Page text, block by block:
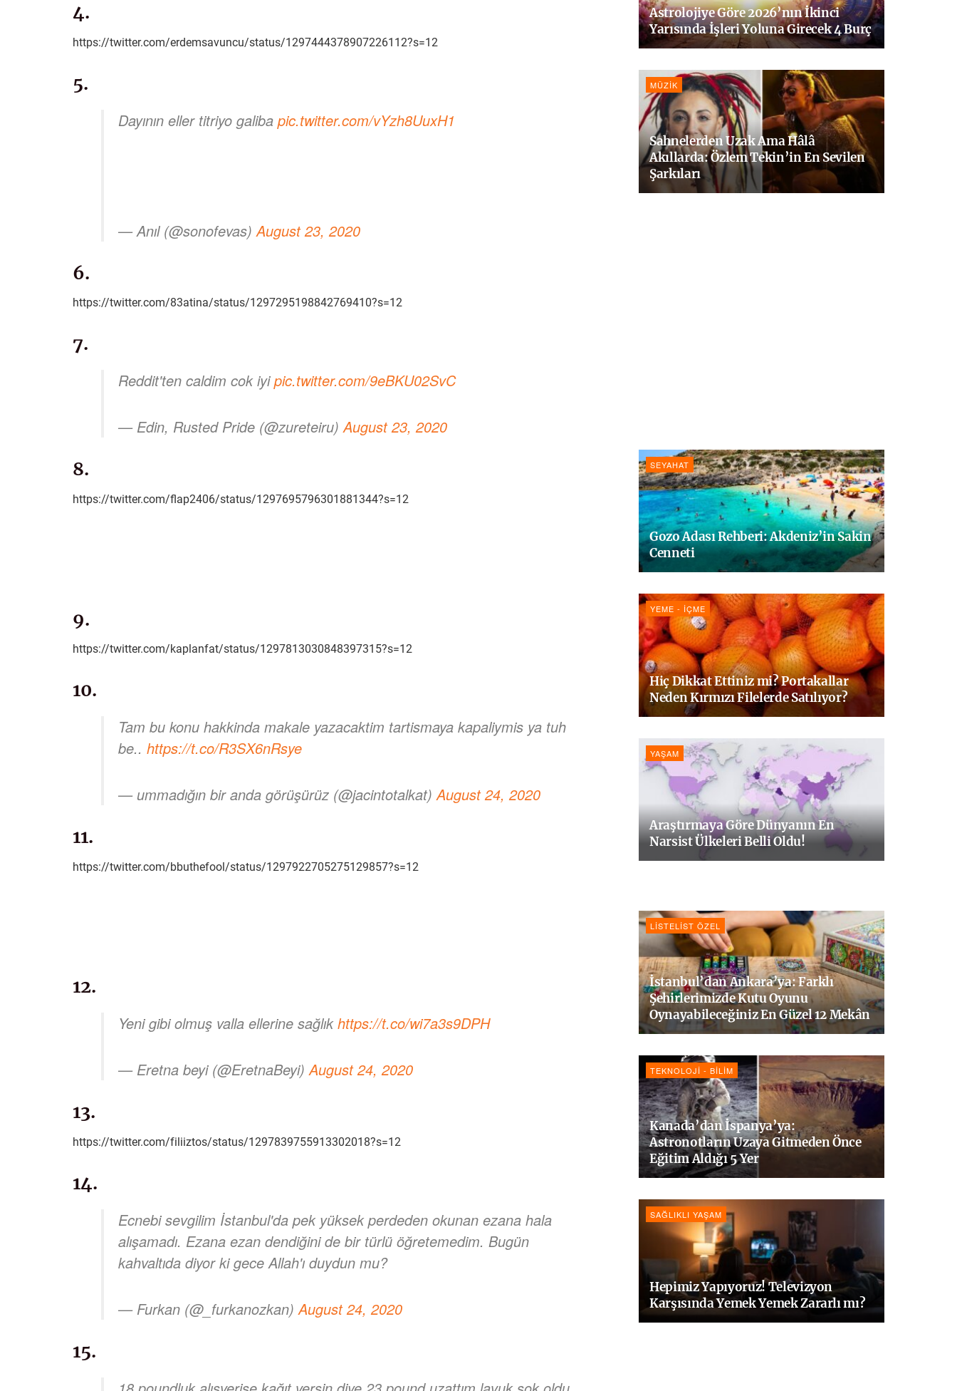
4.
https://twitter.com/erdemsavuncu/status/1297444378907226112?s=12
5.
Dayının eller titriyo galiba pic.twitter.com/vYzh8UuxH1
— Anıl (@sonofevas) August 23, 2020
6.
https://twitter.com/83atina/status/1297295198842769410?s=12
7.
Reddit'ten caldim cok iyipic.twitter.com/9eBKU02SvC
— Edin, Rusted Pride (@zureteiru)August 23, 2020
8.
https://twitter.com/flap2406/status/1297695796301881344?s=12
9.
https://twitter.com/kaplanfat/status/1297813030848397315?s=12
10.
Tam bu konu hakkinda makale yazacaktim tartismaya kapaliymis ya tuh
be.. https://t.co/R3SX6nRsye
— ummadığın bir anda görüşürüz (@jacintotalkat)August 24, 2020
11.
https://twitter.com/bbuthefool/status/1297922705275129857?s=12
12.
Yeni gibi olmuş valla ellerine sağlıkhttps://t.co/wi7a3s9DPH
— Eretna beyi (@EretnaBeyi)August 24, 2020
13.
https://twitter.com/filiiztos/status/1297839755913302018?s=12
14.
Ecnebi sevgilim İstanbul'da pek yüksek perdeden okunan ezana hala
alışamadı. Ezana ezan dendiğini de bir türlü öğretemedim. Bugün
kahvaltıda diyor ki gece Allah'ı duydun mu?
— Furkan (@_furkanozkan) August 24, 2020
15.
Astrolojiye Göre 2026’nın İkinci
Yarısında İşleri Yoluna Girecek 4 Burç
MÜZIK
Sahnelerden Uzak Ama Hâlâ
Akıllarda: Özlem Tekin’in En Sevilen
Şarkıları
SEYAHAT
Gozo Adası Rehberi: Akdeniz’in Sakin
Cenneti
YEME - İÇME
Hiç Dikkat Ettiniz mi? Portakallar
Neden Kırmızı Filelerde Satılıyor?
YAŞAM
Araştırmaya Göre Dünyanın En
Narsist Ülkeleri Belli Oldu!
LISTELIST ÖZEL
İstanbul’dan Ankara’ya: Farklı
Şehirlerimizde Kutu Oyunu
Oynayabileceğiniz En Güzel 12 Mekân
TEKNOLOJI - BILIM
Kanada’dan İspanya’ya:
Astronotların Uzaya Gitmeden Önce
Eğitim Aldığı 5 Yer
SAĞLIKLI YAŞAM
Hepimiz Yapıyoruz! Televizyon
Karşısında Yemek Yemek Zararlı mı?